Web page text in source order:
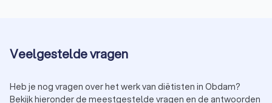
"gewichtsconsulent" geen wettelijk beschermde titel. Dit
betekent dat iedereen zichzelf nutritionist of
ervaring. Toch hebben veel nutritionisten een achtergrond in
voeding, bijvoorbeeld door een opleiding voedingsleer of een
Veelgestelde vragen
Heb je nog vragen over het werk van diëtisten in Obdam?
Bekijk hieronder de meestgestelde vragen en de antwoorden